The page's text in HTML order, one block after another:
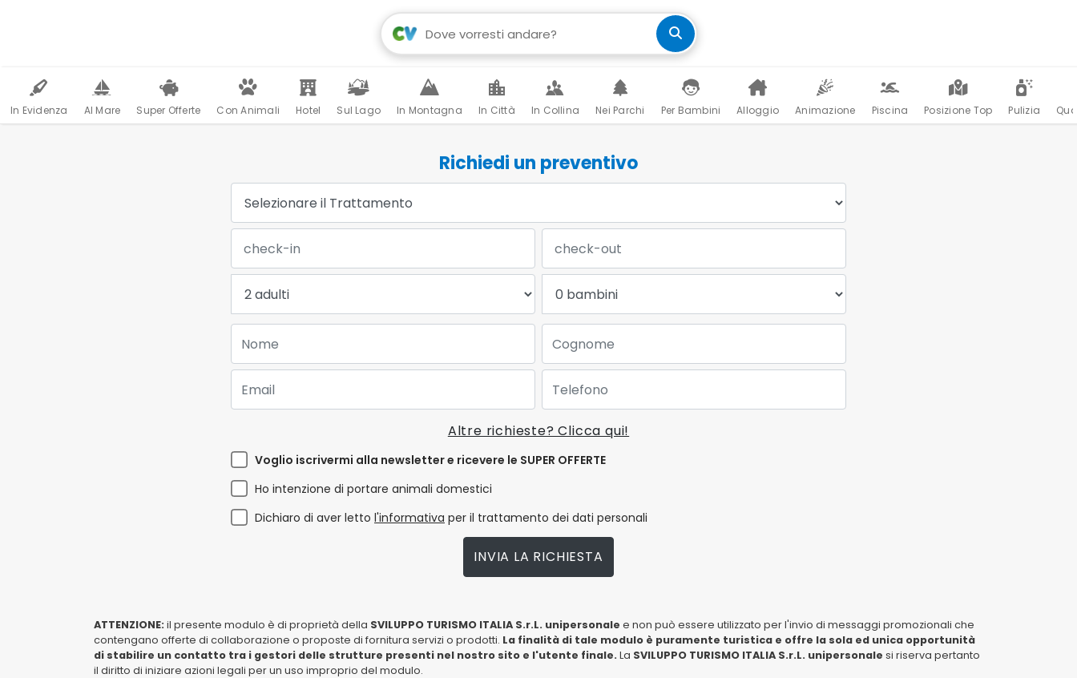
In Evidenza Al Mare Super Offerte Con Animali Hotel Sul Lago In Montagna In Città In Collina Nei Parchi Per Bambini Alloggio Animazione Piscina Posizione Top Pulizia
Richiedi un preventivo
Altre richieste? Clicca qui!
Voglio iscrivermi alla newsletter e ricevere le SUPER OFFERTE
Ho intenzione di portare animali domestici
Dichiaro di aver letto l'informativa per il trattamento dei dati personali
INVIA LA RICHIESTA
ATTENZIONE: il presente modulo è di proprietà della SVILUPPO TURISMO ITALIA S.r.L. unipersonale e non può essere utilizzato per l'invio di messaggi promozionali che
contengano offerte di collaborazione o proposte di fornitura servizi o prodotti. La finalità di tale modulo è puramente turistica e offre la sola ed unica opportunità
di stabilire un contatto tra i gestori delle strutture presenti nel nostro sito e l'utente finale. La SVILUPPO TURISMO ITALIA S.r.L. unipersonale si riserva pertanto
il diritto di iniziare azioni legali per un uso improprio del modulo.